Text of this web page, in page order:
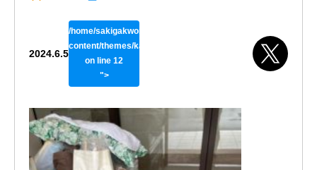
2024.6.5
/home/sakigakworks/benriya24h.com/public_html/wp/wp-
content/themes/kaisokuthemeV02/single.php
on line 12
">